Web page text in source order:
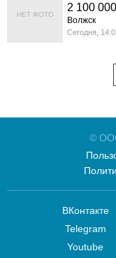
НЕТ ФОТО
2 100
Волжск
Сегодня,
©
ВКонтакте
Telegram
Youtube